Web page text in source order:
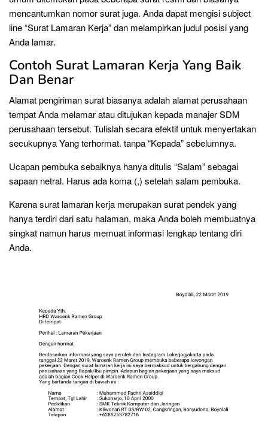
mencantumkan nomor surat juga. Anda dapat mengisi subject
line “Surat Lamaran Kerja” dan melampirkan judul posisi yang
Anda lamar.
Contoh Surat Lamaran Kerja Yang Baik
Dan Benar
Alamat pengiriman surat biasanya adalah alamat perusahaan
tempat Anda melamar atau ditujukan kepada manajer SDM
perusahaan tersebut. Tulislah secara efektif untuk menyertakan
secukupnya Yang terhormat. tanpa “Kepada” sebelumnya.
Ucapan pembuka sebaiknya hanya ditulis “Salam” sebagai
sapaan netral. Harus ada koma (,) setelah salam pembuka.
Karena surat lamaran kerja merupakan surat pendek yang
hanya terdiri dari satu halaman, maka Anda boleh membuatnya
singkat namun harus memuat informasi lengkap tentang diri
Anda.